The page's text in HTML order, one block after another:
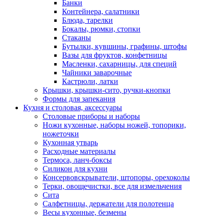
Банки
Контейнера, салатники
Блюда, тарелки
Бокалы, рюмки, стопки
Стаканы
Бутылки, кувшины, графины, штофы
Вазы для фруктов, конфетницы
Масленки, сахарницы, для специй
Чайники заварочные
Кастрюли, латки
Крышки, крышки-сито, ручки-кнопки
Формы для запекания
Кухня и столовая, аксессуары
Столовые приборы и наборы
Ножи кухонные, наборы ножей, топорики,
ножеточки
Кухонная утварь
Расходные материалы
Термоса, ланч-боксы
Силикон для кухни
Консервовскрыватели, штопоры, орехоколы
Терки, овощечистки, все для измельчения
Сита
Салфетницы, держатели для полотенца
Весы кухонные, безмены